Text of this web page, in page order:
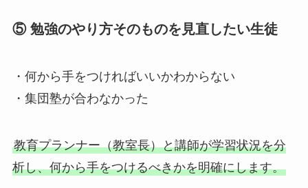
⑤ 勉強のやり方そのものを見直したい生徒
・何から手をつければいいかわからない
・集団塾が合わなかった
教育プランナー（教室長）と講師が学習状況を分
析し、何から手をつけるべきかを明確にします。